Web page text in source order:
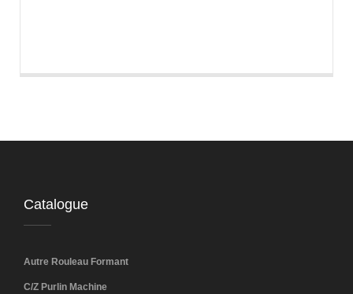
Catalogue
Autre Rouleau Formant
C/Z Purlin Machine